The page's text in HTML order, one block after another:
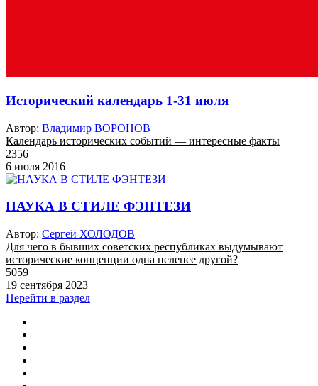
Исторический календарь 1-31 июля
Автор: Владимир ВОРОНОВ
Календарь исторических событий — интересные факты
2356
6 июля 2016
НАУКА В СТИЛЕ ФЭНТЕЗИ
Автор: Сергей ХОЛОДОВ
Для чего в бывших советских республиках выдумывают
исторические концепции одна нелепее другой?
5059
19 сентября 2023
Перейти в раздел